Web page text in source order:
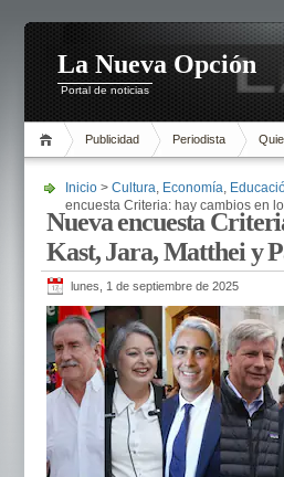
La Nueva Opción
Portal de noticias
Publicidad Periodista
Inicio > Cultura, Economía,
encuesta Criteria: hay cambios en
Nueva encuesta
Kast, Jara, Matthei y
lunes, 1 de septiembre de 2025